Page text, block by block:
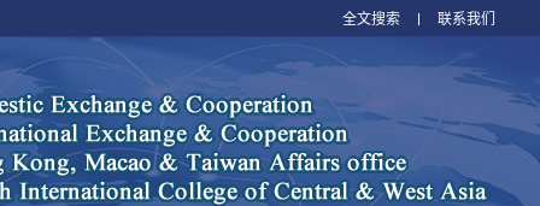
全文搜索 联系我们